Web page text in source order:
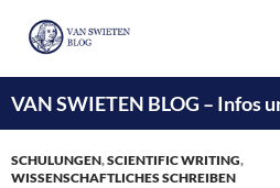
VAN SWIETEN BLOG – Infos
INHALT
SPRINGEN
SCHULUNGEN,SCIENTIFIC WRITING,
WISSENSCHAFTLICHES SCHREIBEN